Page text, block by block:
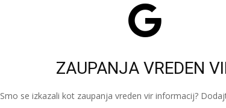
ZAUPANJA VREDEN
Smo se izkazali kot zaupanja vreden vir informacij?